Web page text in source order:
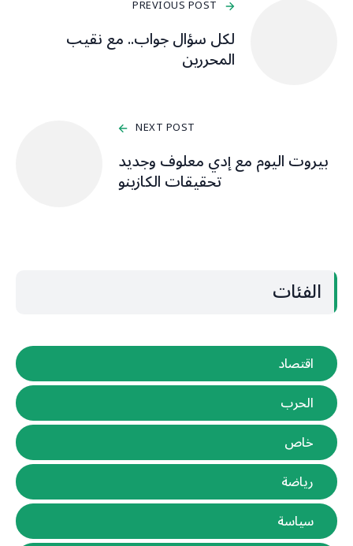
PREVIOUS POST
لكل سؤال جواب.. مع نقيب
المحررين
NEXT POST
بيروت اليوم مع إدي معلوف وجديد
تحقيقات الكازينو
الفئات
اقتصاد
الحرب
خاص
رياضة
سياسة